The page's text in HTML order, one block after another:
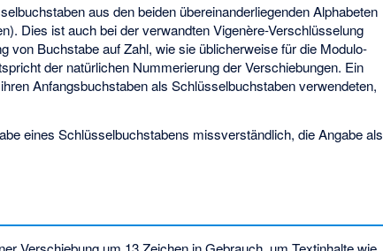
aus den beiden übereinanderliegenden Alphabeten
Dies ist auch bei der verwandtenVigenère-Verschlüsselung
von Buchstabe auf Zahl, wie sie üblicherweise für die Modulo-
der natürlichen Nummerierung der Verschiebungen. Ein
Anfangsbuchstaben als Schlüsselbuchstaben verwendeten,
eines Schlüsselbuchstabens missverständlich, die Angabe als